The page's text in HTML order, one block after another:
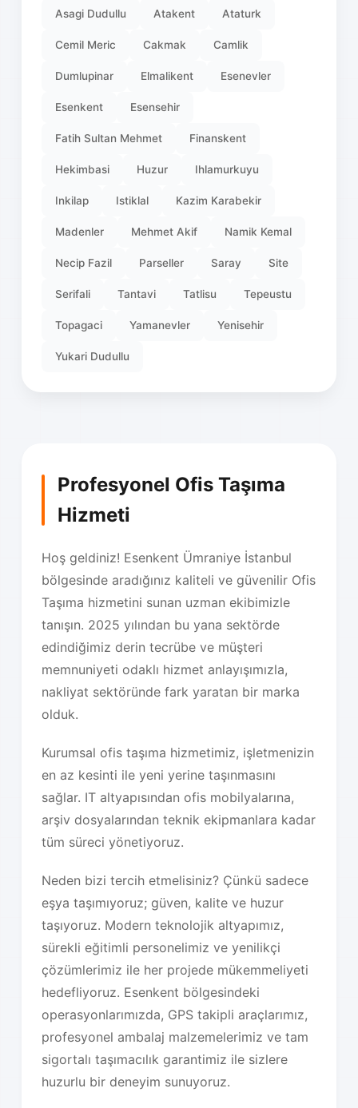
Profesyonel Ofis Taşıma
Hizmeti
Hoş geldiniz! Esenkent Ümraniye İstanbul
bölgesinde aradığınız kaliteli ve güvenilir Ofis
Taşıma hizmetini sunan uzman ekibimizle
tanışın. 2025 yılından bu yana sektörde
edindiğimiz derin tecrübe ve müşteri
memnuniyeti odaklı hizmet anlayışımızla,
nakliyat sektöründe fark yaratan bir marka
olduk.
Kurumsal ofis taşıma hizmetimiz, işletmenizin
en az kesinti ile yeni yerine taşınmasını
sağlar. IT altyapısından ofis mobilyalarına,
arşiv dosyalarından teknik ekipmanlara kadar
tüm süreci yönetiyoruz.
Neden bizi tercih etmelisiniz? Çünkü sadece
eşya taşımıyoruz; güven, kalite ve huzur
taşıyoruz. Modern teknolojik altyapımız,
sürekli eğitimli personelimiz ve yenilikçi
çözümlerimiz ile her projede mükemmeliyeti
hedefliyoruz. Esenkent bölgesindeki
operasyonlarımızda, GPS takipli araçlarımız,
profesyonel ambalaj malzemelerimiz ve tam
sigortalı taşımacılık garantimiz ile sizlere
huzurlu bir deneyim sunuyoruz.
Asagi Dudullu Atakent Ataturk
Cemil Meric Cakmak Camlik
Dumlupinar Elmalikent Esenevler
Esenkent Esensehir
Fatih Sultan Mehmet Finanskent
Hekimbasi Huzur Ihlamurkuyu
Inkilap Istiklal Kazim Karabekir
Madenler Mehmet Akif Namik Kemal
Necip Fazil Parseller Saray Site
Serifali Tantavi Tatlisu Tepeustu
Topagaci Yamanevler Yenisehir
Yukari Dudullu